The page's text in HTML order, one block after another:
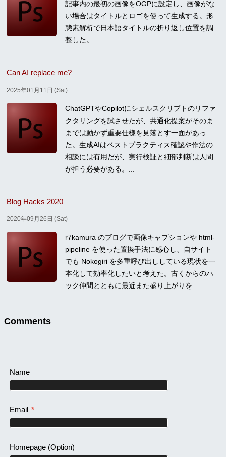
記事内の最初の画像をOGPに設定し、画像がな
い場合はタイトルとロゴを使って生成する。形
態素解析で日本語タイトルの折り返し位置を調
整した。
Can AI replace me?
2025年01月11日 (Sat)
ChatGPTやCopilotにシェルスクリプトのリファ
クタリングを試させたが、共通化提案がそのま
までは動かず重要仕様を見落とす一面があっ
た。生成AIはベストプラクティス確認や作法の
相談には有用だが、実行検証と細部判断は人間
が担う必要がある。...
Blog Hacks 2020
2020年09月26日 (Sat)
r7kamura のブログで画像キャプションや html-
pipeline を使った置換手法に感心し、自サイト
でも Nokogiri を多重呼び出ししている現状を一
本化して効率化したいと考えた。古くからのハ
ック仲間とともに最近また盛り上がりを...
Comments
Name
Email *
Homepage(Option)